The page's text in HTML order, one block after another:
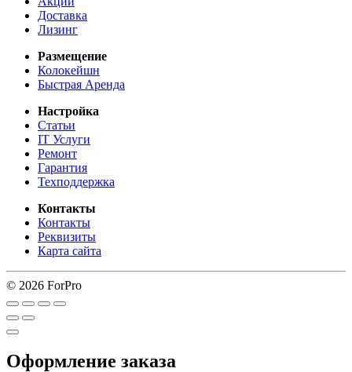
Доставка
Лизинг
Размещение
Колокейшн
Быстрая Аренда
Настройка
Статьи
IT Услуги
Ремонт
Гарантия
Техподдержка
Контакты
Контакты
Реквизиты
Карта сайта
© 2026 ForPro
Оформление заказа